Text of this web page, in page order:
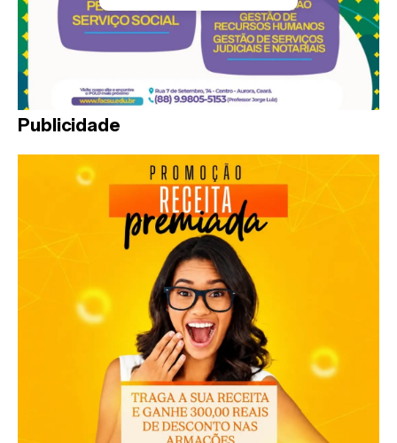
Publicidade